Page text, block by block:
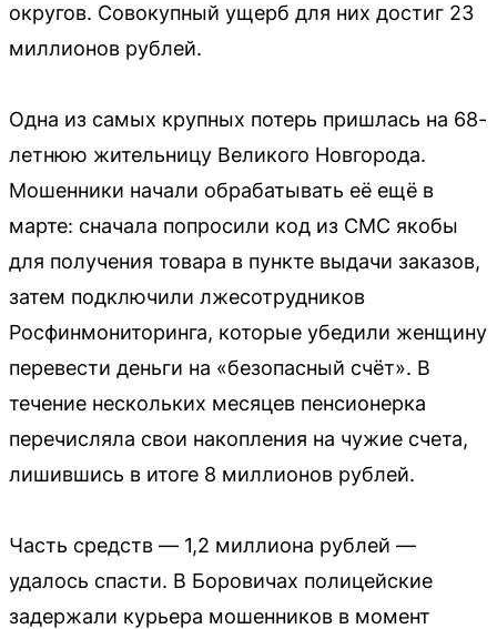
округов. Совокупный ущерб для них достиг 23
миллионов рублей.
Одна из самых крупных потерь пришлась на 68-
летнюю жительницу Великого Новгорода.
Мошенники начали обрабатывать её ещё в
марте: сначала попросили код из СМС якобы
для получения товара в пункте выдачи заказов,
затем подключили лжесотрудников
Росфинмониторинга, которые убедили женщину
перевести деньги на «безопасный счёт». В
течение нескольких месяцев пенсионерка
перечисляла свои накопления на чужие счета,
лишившись в итоге 8 миллионов рублей.
Часть средств — 1,2 миллиона рублей —
удалось спасти. В Боровичах полицейские
задержали курьера мошенников в момент